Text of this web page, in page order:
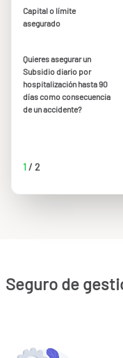
Seguro de
Capital o límite
asegurado
Quieres asegurar un
Subsidio diario por
hospitalización hasta 90
días como consecuencia
de un accidente?
1/ 2